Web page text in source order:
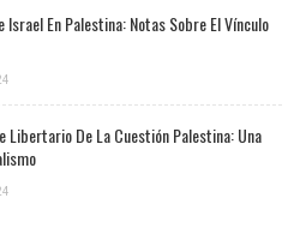
En Palestina: Notas Sobre El Vínculo
Libertario De La Cuestión Palestina: Una